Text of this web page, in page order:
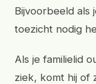
Bijvoorbeeld als
toezicht nodig
Als je familielid
ziek, komt hij of